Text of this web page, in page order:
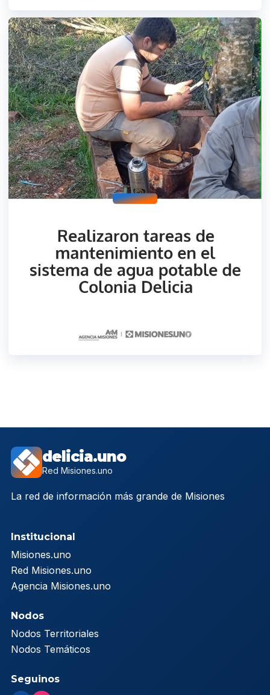
delicia.uno
Red Misiones.uno
La red de información más grande de Misiones
Institucional
Misiones.uno
Red Misiones.uno
Agencia Misiones.uno
Nodos
Nodos Territoriales
Nodos Temáticos
Seguinos